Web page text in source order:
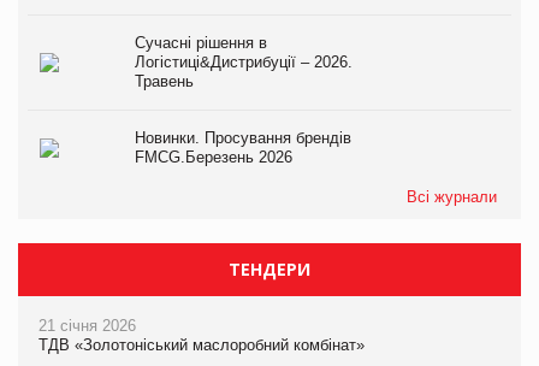
Сучасні рішення в
Логістиці&Дистрибуції – 2026.
Травень
Новинки. Просування брендів
FMCG.Березень 2026
Всі журнали
ТЕНДЕРИ
21 січня 2026
ТДВ «Золотоніський маслоробний комбінат»